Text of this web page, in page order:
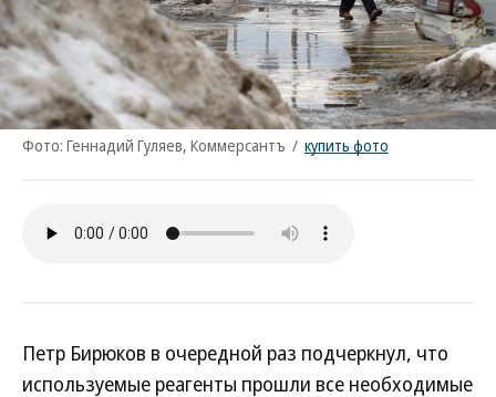
Фото: Геннадий Гуляев, Коммерсантъ / купить фото
Петр Бирюков в очередной раз подчеркнул, что
используемые реагенты прошли все необходимые